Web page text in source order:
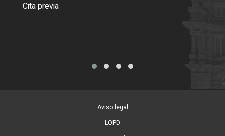
Cita previa
Aviso legal
LOPD